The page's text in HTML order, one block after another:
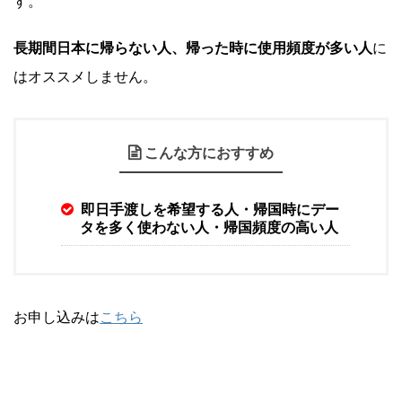
長期間日本に帰らない人、帰った時に使用頻度が多い人に
はオススメしません。
こんな方におすすめ
即日手渡しを希望する人・帰国時にデー
タを多く使わない人・帰国頻度の高い人
お申し込みはこちら